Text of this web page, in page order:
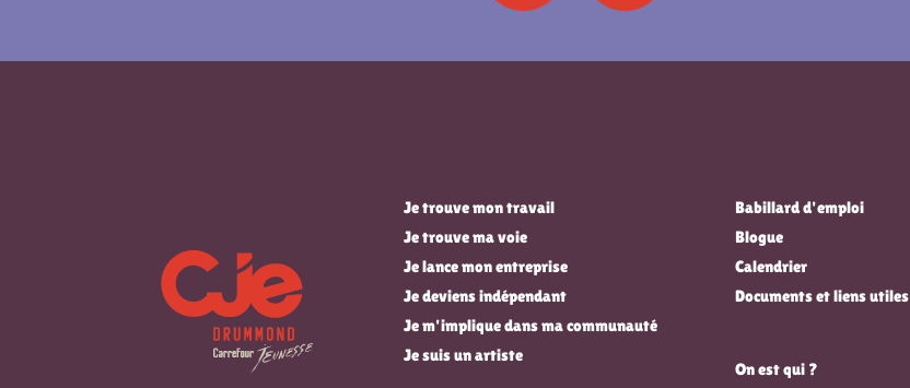
Je trouve mon travail
Je trouve ma voie
Je lance mon entreprise
Je deviens indépendant
Je m'implique dans ma communauté
Je suis un artiste
Babillard d'emploi
Blogue
Calendrier
Documents et liens utiles
On est qui ?